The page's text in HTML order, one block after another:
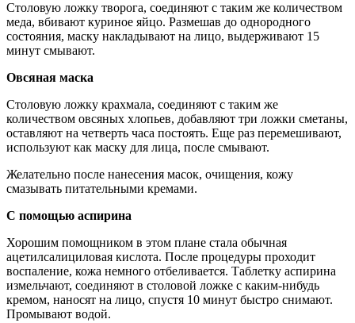
Столовую ложку творога, соединяют с таким же количеством
меда, вбивают куриное яйцо. Размешав до однородного
состояния, маску накладывают на лицо, выдерживают 15
минут смывают.
Овсяная маска
Столовую ложку крахмала, соединяют с таким же
количеством овсяных хлопьев, добавляют три ложки сметаны,
оставляют на четверть часа постоять. Еще раз перемешивают,
используют как маску для лица, после смывают.
Желательно после нанесения масок, очищения, кожу
смазывать питательными кремами.
С помощью аспирина
Хорошим помощником в этом плане стала обычная
ацетилсалициловая кислота. После процедуры проходит
воспаление, кожа немного отбеливается. Таблетку аспирина
измельчают, соединяют в столовой ложке с каким-нибудь
кремом, наносят на лицо, спустя 10 минут быстро снимают.
Промывают водой.